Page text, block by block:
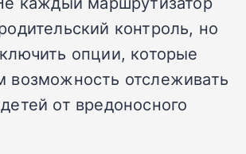
контроль, но
опции, которые
возможность отслеживать
от вредоносного